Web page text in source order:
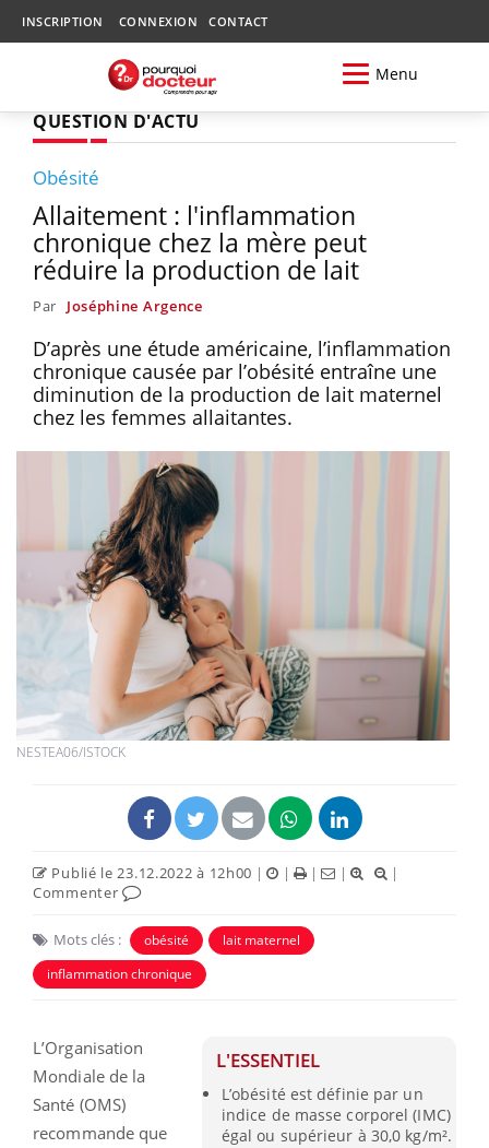
INSCRIPTION CONNEXION CONTACT
Menu
QUESTION D'ACTU
Obésité
Allaitement : l'inflammation
chronique chez la mère peut
réduire la production de lait
Par Joséphine Argence
D’après une étude américaine, l’inflammation
chronique causée par l’obésité entraîne une
diminution de la production de lait maternel
chez les femmes allaitantes.
NESTEA06/ISTOCK
Publié le 23.12.2022 à 12h00 | | | |
|
Commenter
Mots clés : obésité
lait maternel
inflammation chronique
L'ESSENTIEL
L’obésité est définie par un
indice de masse corporel (IMC)
égal ou supérieur à 30,0 kg/m².
L’Organisation
Mondiale de la
Santé (OMS)
recommande que